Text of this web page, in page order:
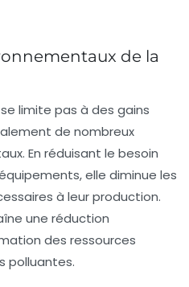
de la
limite pas à des gains
de nombreux
. En réduisant le besoin
elle diminue les
à leur production.
une réduction
des ressources
polluantes.